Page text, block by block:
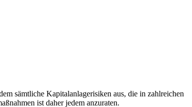
sämtliche Kapitalanlagerisiken aus, die in zahlreichen
ist daher jedem anzuraten.